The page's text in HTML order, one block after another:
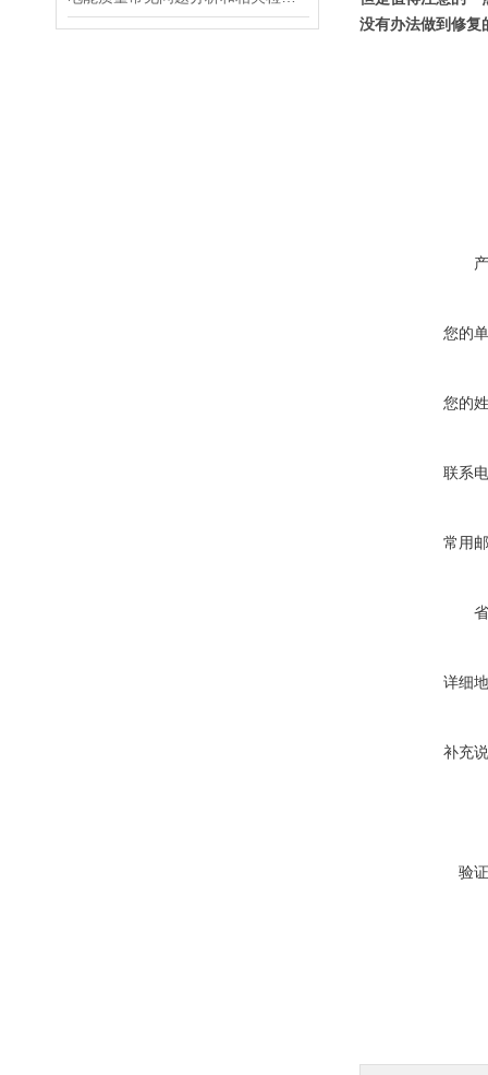
没有办法做到修复
您的
您的
联系
常用
详细
补充
验